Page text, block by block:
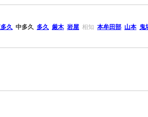
久 中多久 多久 厳木 岩屋 相知 本牟田部 山本 鬼